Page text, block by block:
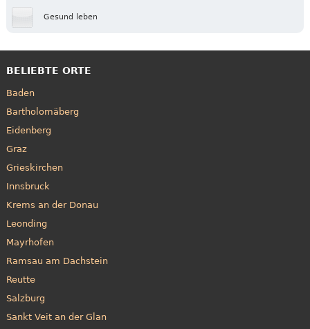
Gesund leben
BELIEBTE ORTE
Baden
Bartholomäberg
Eidenberg
Graz
Grieskirchen
Innsbruck
Krems an der Donau
Leonding
Mayrhofen
Ramsau am Dachstein
Reutte
Salzburg
Sankt Veit an der Glan